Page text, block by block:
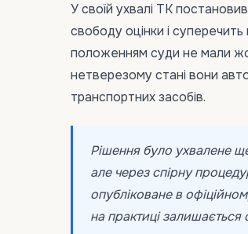
У своїй ухвалі TK
свободу оцінки і
положенням суди не мали
нетверезому стані вони
транспортних засобів.
Рішення було ухвалене
але через спірну
опубліковане в
на практиці